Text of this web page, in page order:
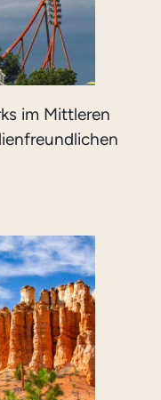
im Mittleren